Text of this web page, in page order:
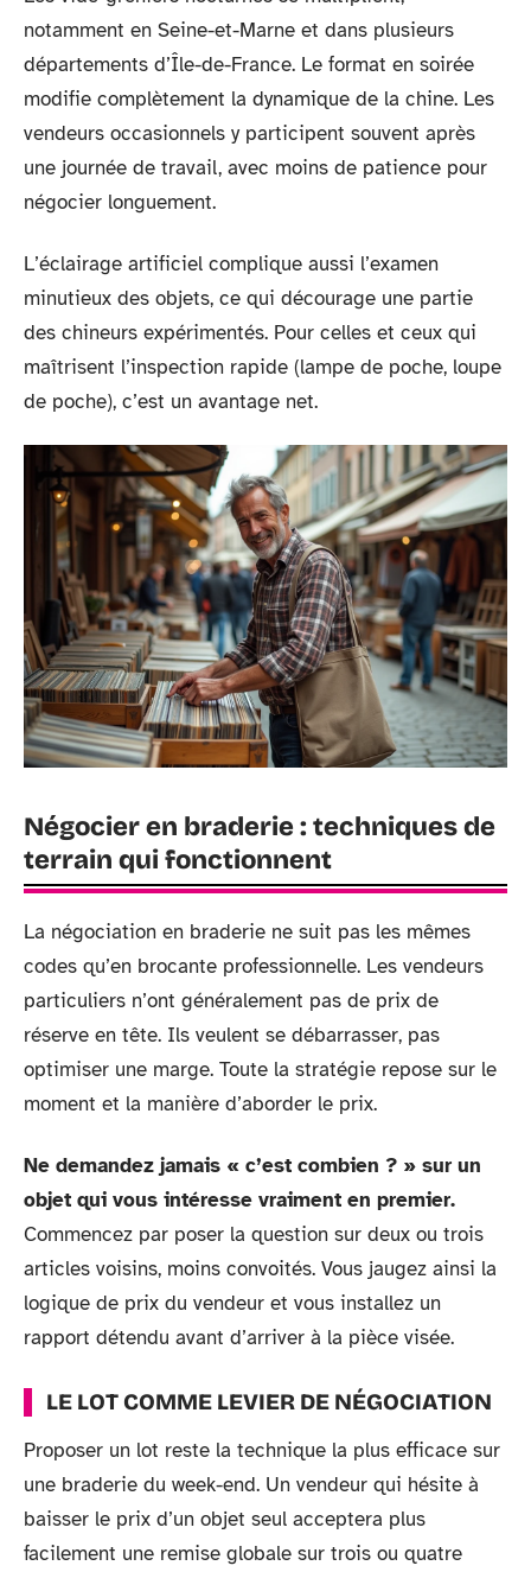
notamment en Seine-et-Marne et dans plusieurs
départements d’Île-de-France. Le format en soirée
modifie complètement la dynamique de la chine. Les
vendeurs occasionnels y participent souvent après
une journée de travail, avec moins de patience pour
négocier longuement.
L’éclairage artificiel complique aussi l’examen
minutieux des objets, ce qui décourage une partie
des chineurs expérimentés. Pour celles et ceux qui
maîtrisent l’inspection rapide (lampe de poche, loupe
de poche), c’est un avantage net.
Négocier en braderie : techniques de
terrain qui fonctionnent
La négociation en braderie ne suit pas les mêmes
codes qu’en brocante professionnelle. Les vendeurs
particuliers n’ont généralement pas de prix de
réserve en tête. Ils veulent se débarrasser, pas
optimiser une marge. Toute la stratégie repose sur le
moment et la manière d’aborder le prix.
Ne demandez jamais « c’est combien ? » sur un
objet qui vous intéresse vraiment en premier.
Commencez par poser la question sur deux ou trois
articles voisins, moins convoités. Vous jaugez ainsi la
logique de prix du vendeur et vous installez un
rapport détendu avant d’arriver à la pièce visée.
LE LOT COMME LEVIER DE NÉGOCIATION
Proposer un lot reste la technique la plus efficace sur
une braderie du week-end. Un vendeur qui hésite à
baisser le prix d’un objet seul acceptera plus
facilement une remise globale sur trois ou quatre